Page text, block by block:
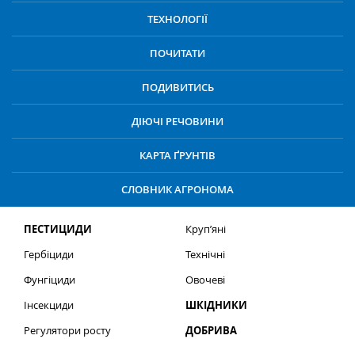
ТЕХНОЛОГІЇ
ПОЧИТАТИ
ПОДИВИТИСЬ
ДІЮЧІ РЕЧОВИНИ
КАРТА ҐРУНТІВ
СЛОВНИК АГРОНОМА
ПЕСТИЦИДИ
Гербіциди
Фунгіциди
Інсекциди
Регулятори росту
Круп’яні
Технічні
Овочеві
ШКІДНИКИ
ДОБРИВА